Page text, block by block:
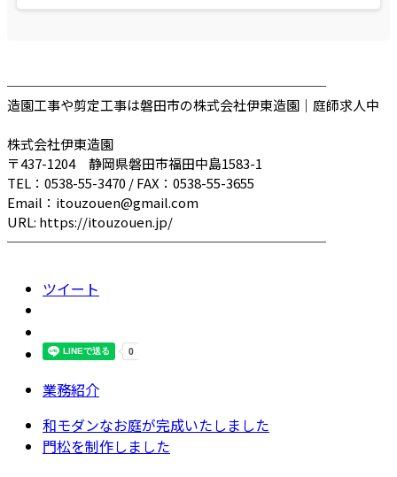
────────────────────────
造園工事や剪定工事は磐田市の株式会社伊東造園｜庭師求人中
株式会社伊東造園
〒437-1204 静岡県磐田市福田中島1583-1
TEL：0538-55-3470 / FAX：0538-55-3655
Email：itouzouen@gmail.com
URL: https://itouzouen.jp/
────────────────────────
ツイート
業務紹介
和モダンなお庭が完成いたしました
門松を制作しました